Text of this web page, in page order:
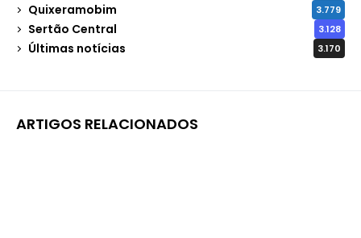
Quixeramobim 3.779
Sertão Central 3.128
Últimas notícias 3.170
ARTIGOS RELACIONADOS